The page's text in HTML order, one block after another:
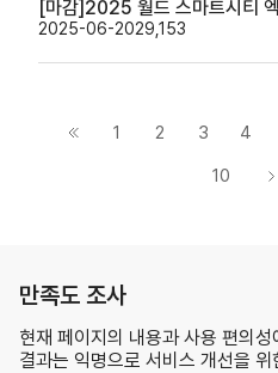
2025-06-2029,153
1 2 3 4
10
만족도 조사
현재 페이지의 내용과 사용 편의
결과는 익명으로 서비스 개선을